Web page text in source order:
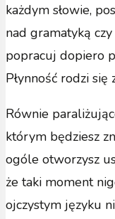
każdym słowie,
nad gramatyką
popracuj dopiero
Płynność rodzi się
Równie
którym będziesz
ogóle otworzysz
że taki moment
ojczystym języku